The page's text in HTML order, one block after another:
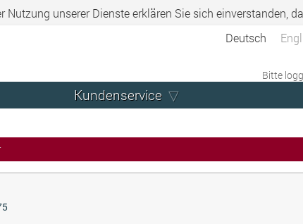
unserer Dienste erklären Sie sich einverstanden,
Deutsch
Bitte
Kundenservice